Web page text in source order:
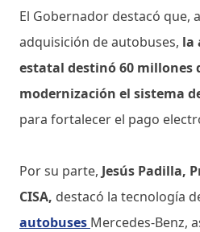
El Gobernador destacó que,
adquisición de autobuses, la
estatal destinó 60 millones
modernización el sistema
para fortalecer el pago
Por su parte, Jesús Padilla,
CISA, destacó la tecnología
autobuses Mercedes-Benz,